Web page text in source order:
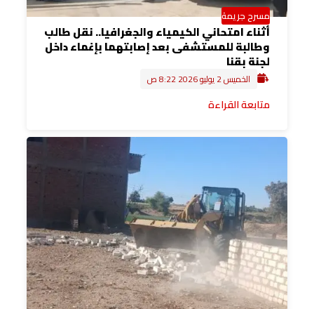
مسرح جريمة
أثناء امتحاني الكيمياء والجغرافيا.. نقل طالب
وطالبة للمستشفى بعد إصابتهما بإغماء داخل
لجنة بقنا
الخميس 2 يوليو 2026 8:22 ص
متابعة القراءة